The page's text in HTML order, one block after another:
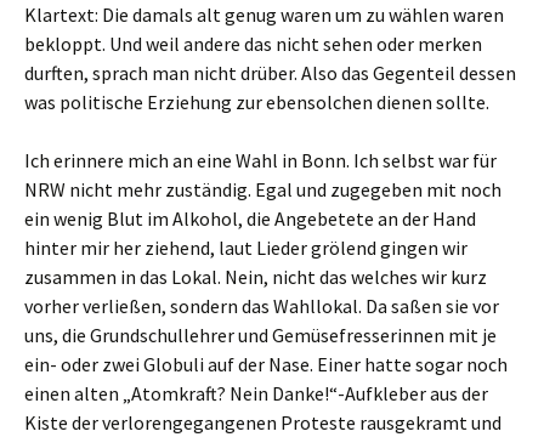
Klartext: Die damals alt genug waren um zu wählen waren
bekloppt. Und weil andere das nicht sehen oder merken
durften, sprach man nicht drüber. Also das Gegenteil dessen
was politische Erziehung zur ebensolchen dienen sollte.
Ich erinnere mich an eine Wahl in Bonn. Ich selbst war für
NRW nicht mehr zuständig. Egal und zugegeben mit noch
ein wenig Blut im Alkohol, die Angebetete an der Hand
hinter mir her ziehend, laut Lieder grölend gingen wir
zusammen in das Lokal. Nein, nicht das welches wir kurz
vorher verließen, sondern das Wahllokal. Da saßen sie vor
uns, die Grundschullehrer und Gemüsefresserinnen mit je
ein- oder zwei Globuli auf der Nase. Einer hatte sogar noch
einen alten „Atomkraft? Nein Danke!“-Aufkleber aus der
Kiste der verlorengegangenen Proteste rausgekramt und